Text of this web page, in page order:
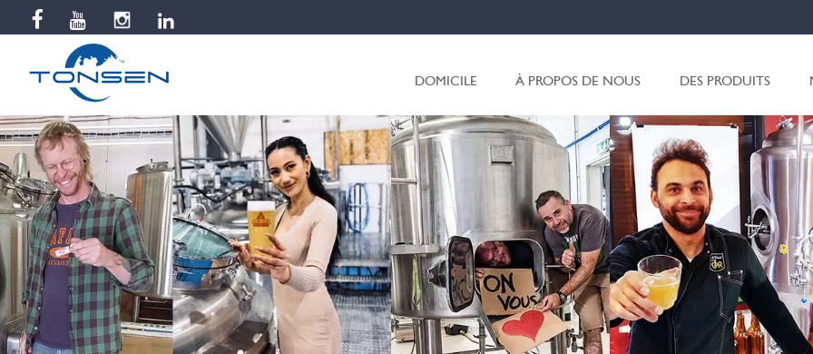
  
DOMICILE À PROPOS DE NOUS DES PRODUITS